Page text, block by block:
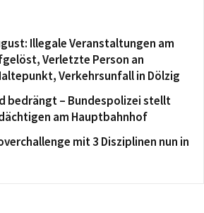
Illegale Veranstaltungen am
Verletzte Person an
Verkehrsunfall in Dölzig
bedrängt – Bundespolizei stellt
am Hauptbahnhof
mit 3 Disziplinen nun in